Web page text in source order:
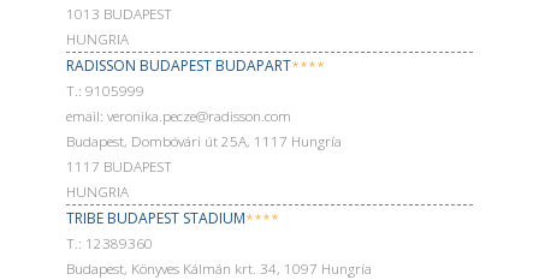
1013 BUDAPEST
HUNGRIA
RADISSON BUDAPEST BUDAPART****
Т.: 9105999
email: veronika.pecze@radisson.com
Budapest, Dombóvári út 25A, 1117 Hungría
1117 BUDAPEST
HUNGRIA
TRIBE BUDAPEST STADIUM****
Т.: 12389360
Budapest, Könyves Kálmán krt. 34, 1097 Hungría